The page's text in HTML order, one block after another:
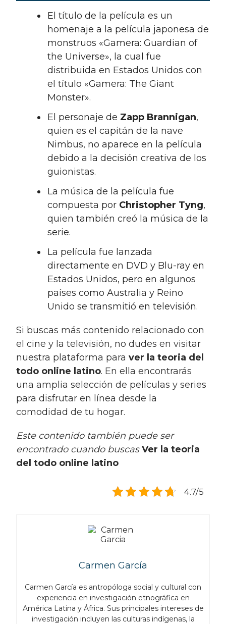
El título de la película es un
homenaje a la película japonesa de
monstruos «Gamera: Guardian of
the Universe», la cual fue
distribuida en Estados Unidos con
el título «Gamera: The Giant
Monster».
El personaje de Zapp Brannigan,
quien es el capitán de la nave
Nimbus, no aparece en la película
debido a la decisión creativa de los
guionistas.
La música de la película fue
compuesta por Christopher Tyng,
quien también creó la música de la
serie.
La película fue lanzada
directamente en DVD y Blu-ray en
Estados Unidos, pero en algunos
países como Australia y Reino
Unido se transmitió en televisión.
Si buscas más contenido relacionado con
el cine y la televisión, no dudes en visitar
nuestra plataforma para ver la teoria del
todo online latino. En ella encontrarás
una amplia selección de películas y series
para disfrutar en línea desde la
comodidad de tu hogar.
Este contenido también puede ser
encontrado cuando buscas Ver la teoria
del todo online latino
4.7/5
Carmen García
Carmen García es antropóloga social y cultural con
experiencia en investigación etnográfica en
América Latina y África. Sus principales intereses de
investigación incluyen las culturas indígenas, la